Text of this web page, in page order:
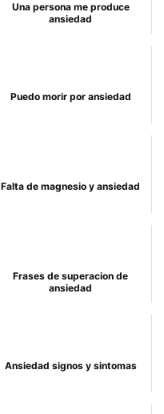
Una persona me produce
ansiedad
Puedo morir por ansiedad
Falta de magnesio y ansiedad
Frases de superacion de
ansiedad
Ansiedad signos y sintomas